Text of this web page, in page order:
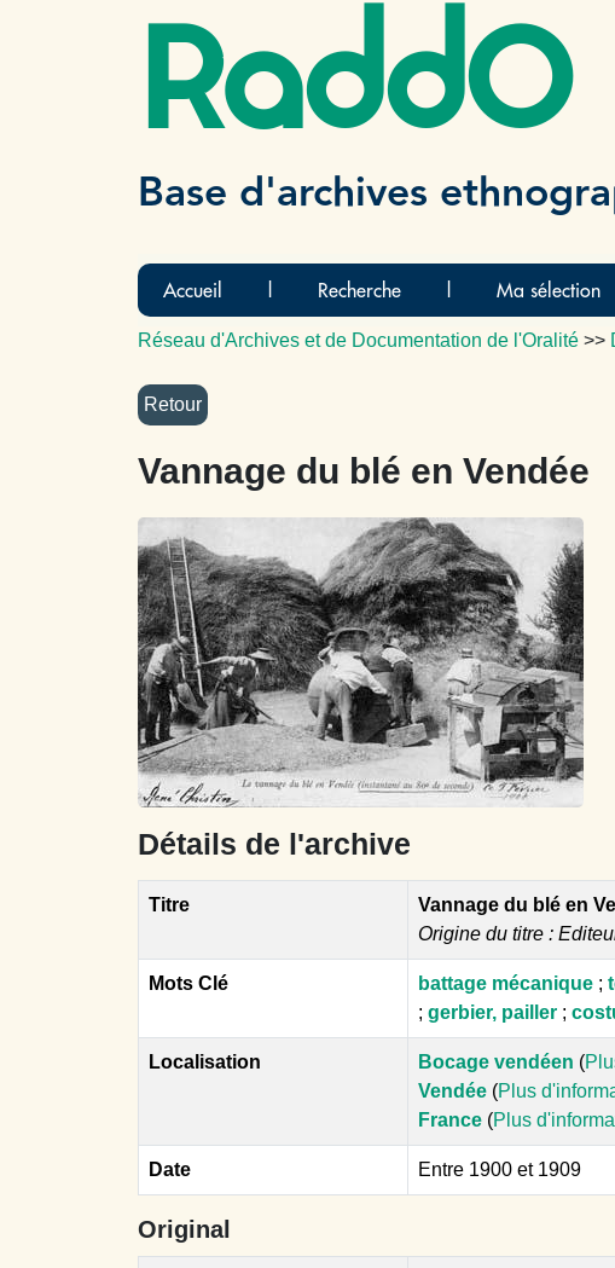
RaddO
Base d'archives
Accueil Recherche Ma sélection
Réseau d'Archives et de Documentation de l'Oralité >>
Vannage du blé en Vendée
Détails de l'archive
Titre
Vannage du blé en
Origine du titre :
Mots Clé battage mécanique ;
; gerbier, pailler ;
Localisation Bocage vendéen (
Vendée (Plus
France (Plus
Date Entre 1900 et 1909
Original